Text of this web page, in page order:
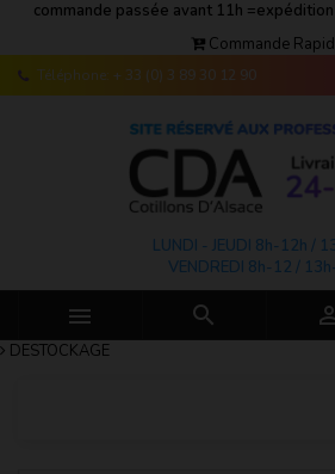
commande passée avant 11h
Commande
Téléphone: + 33 (0) 3 89 30 12 90
LUNDI - JEUDI 8h-12h /
VENDREDI 8h-12 /
 
DESTOCKAGE